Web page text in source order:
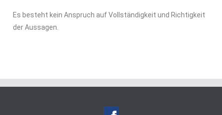
Es besteht kein Anspruch auf Vollständigkeit und Richtigkeit
der Aussagen.